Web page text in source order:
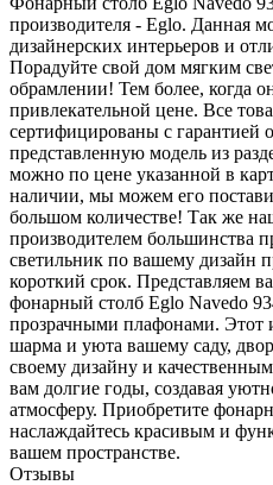
производителя - Eglo. Данная
дизайнерских интерьеров и
Порадуйте свой дом мягким
обрамлении! Тем более, когда
привлекательной цене. Все
сертифицированы с гарантией
представленную модель из
можно по цене указанной в
наличии, мы можем его
большом количестве! Так же
производителем большинства
светильник по вашему дизайн
короткий срок. Представляем
фонарный столб Eglo Navedo
прозрачными плафонами. Этот
шарма и уюта вашему саду,
своему дизайну и
вам долгие годы, создавая
атмосферу. Приобретите
наслаждайтесь красивым и
вашем пространстве.
Отзывы